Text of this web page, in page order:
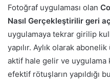
Fotoğraf uygulaması olan
Nasıl Gerçekleştirilir geri
uygulamaya tekrar girilip
yapılır. Aylık olarak
aktif hale gelir ve uygulama
efektif rötuşların yapıldığı